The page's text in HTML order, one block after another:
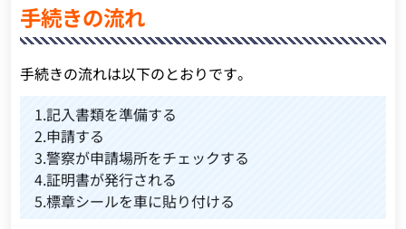
手続きの流れ
手続きの流れは以下のとおりです。
1.記入書類を準備する
2.申請する
3.警察が申請場所をチェックする
4.証明書が発行される
5.標章シールを車に貼り付ける